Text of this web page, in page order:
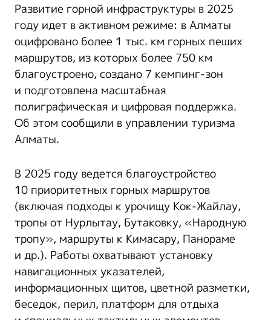
Развитие горной инфраструктуры в 2025
году идет в активном режиме: в Алматы
оцифровано более 1 тыс. км горных пеших
маршрутов, из которых более 750 км
благоустроено, создано 7 кемпинг-зон
и подготовлена масштабная
полиграфическая и цифровая поддержка.
Об этом сообщили в управлении туризма
Алматы.
В 2025 году ведется благоустройство
10 приоритетных горных маршрутов
(включая подходы к урочищу Кок-Жайлау,
тропы от Нурлытау, Бутаковку, «Народную
тропу», маршруты к Кимасару, Панораме
и др.). Работы охватывают установку
навигационных указателей,
информационных щитов, цветной разметки,
беседок, перил, платформ для отдыха